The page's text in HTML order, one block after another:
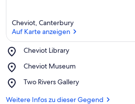
Cheviot, Canterbury
Auf Karte anzeigen
Cheviot Library
Place,
Library
Cheviot Museum
Place,
Museum
Two Rivers Gallery
Place,
Rivers
Weitere Infos zu dieser Gegend